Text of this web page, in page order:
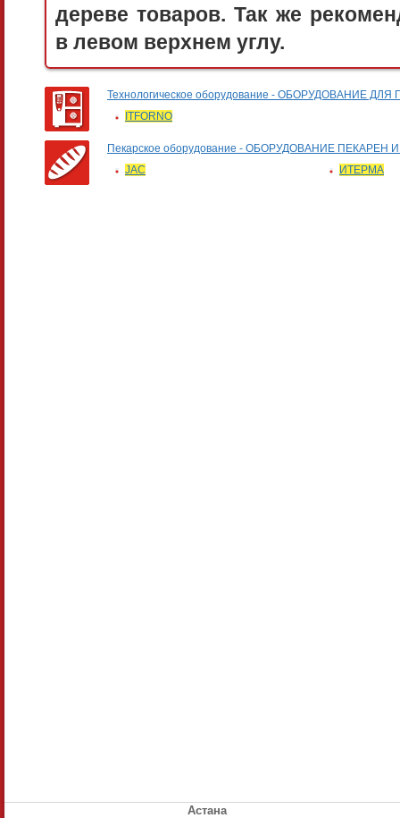
дереве товаров. Так же
в левом верхнем углу.
Технологическое оборудование - ОБОРУДОВАНИЕ
ITFORNO
Пекарское оборудование - ОБОРУДОВАНИЕ
JAC
ИТЕРМА
Астана